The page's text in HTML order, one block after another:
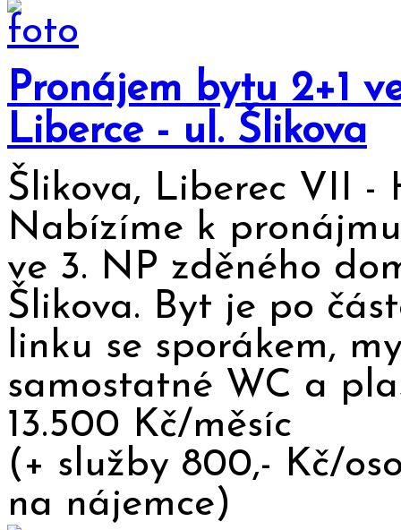
Pronájem bytu 2+1
Liberce - ul. Šlikova
Šlikova, Liberec VII -
Nabízíme k
ve 3. NP zděného
Šlikova. Byt je po
linku se sporákem,
samostatné WC a
13.500 Kč/měsíc
(+ služby 800,- Kč/
na nájemce)